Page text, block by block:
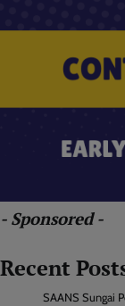
- Sponsored -
Recent
SAANS Sungai